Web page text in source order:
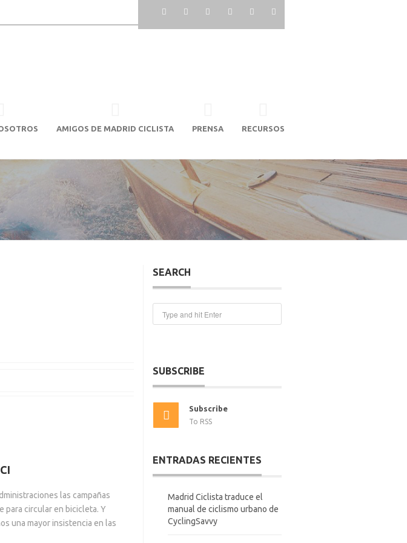
AMIGOS DE MADRID CICLISTA PRENSA RECURSOS
las campañas
para circular en bicicleta. Y
una mayor insistencia en las
SEARCH
SUBSCRIBE
Subscribe
To RSS
ENTRADAS RECIENTES
Madrid Ciclista traduce el
manual de ciclismo urbano de
CyclingSavvy